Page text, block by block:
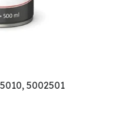
5002501